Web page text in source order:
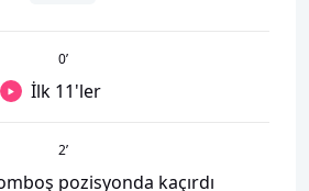
0’
İlk 11'ler
2’
pozisyonda kaçırdı